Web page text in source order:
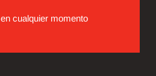
cualquier momento